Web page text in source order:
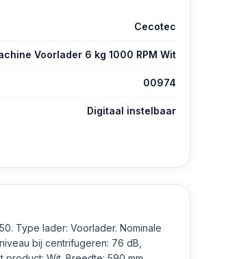
Cecotec
Voorlader 6 kg 1000 RPM Wit
00974
Digitaal instelbaar
bij centrifugeren: 76 dB,